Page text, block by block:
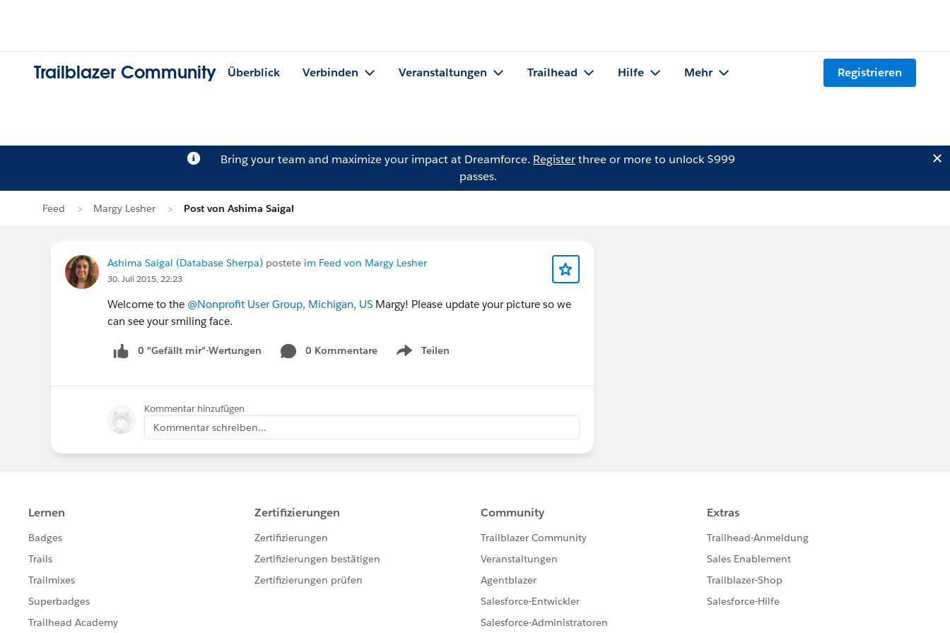
Trailblazer Community Überblick Verbinden Veranstaltungen Trailhead Hilfe Mehr Registrieren
Bring your team and maximize your impact at Dreamforce. Registerthree or more to unlock $999
passes.
Feed Margy Lesher Post von Ashima Saigal
Ashima Saigal (Database Sherpa) postete im Feed von Margy Lesher
30. Juli 2015, 22:23
Welcome to the @Nonprofit User Group, Michigan, US Margy! Please update your picture so we
can see your smiling face.
0 "Gefällt mir"-Wertungen 0 Kommentare Teilen
Show menu
Kommentar hinzufügen
Kommentar schreiben...